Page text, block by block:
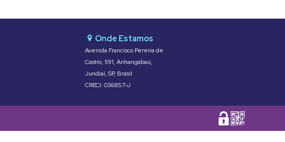
Avenida Francisco Pereira de
Castro, 591, Anhangabaú,
Jundiaí, SP, Brasil
CRECI: 036857-J